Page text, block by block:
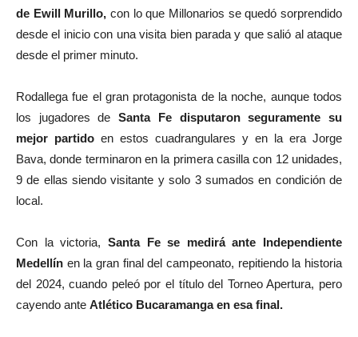
de Ewill Murillo, con lo que Millonarios se quedó sorprendido
desde el inicio con una visita bien parada y que salió al ataque
desde el primer minuto.
Rodallega fue el gran protagonista de la noche, aunque todos
los jugadores deSanta Fe disputaron seguramente su
mejor partido en estos cuadrangulares y en la era Jorge
Bava, donde terminaron en la primera casilla con 12 unidades,
9 de ellas siendo visitante y solo 3 sumados en condición de
local.
Con la victoria, Santa Fe se medirá ante Independiente
Medellín en la gran final del campeonato, repitiendo la historia
del 2024, cuando peleó por el título del Torneo Apertura, pero
cayendo ante Atlético Bucaramanga en esa final.